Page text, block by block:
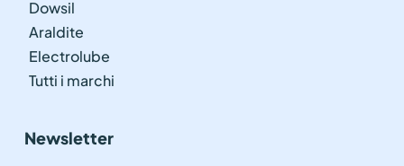
Dowsil
Araldite
Electrolube
Tutti i marchi
Newsletter